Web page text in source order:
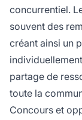
concurrentiel.
souvent des
créant ainsi un
partage de
toute la
Concours et